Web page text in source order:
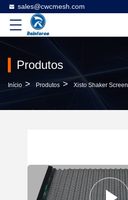
sales@cwcmesh.com
Produtos
Início > Produtos > Xisto Shaker Screen